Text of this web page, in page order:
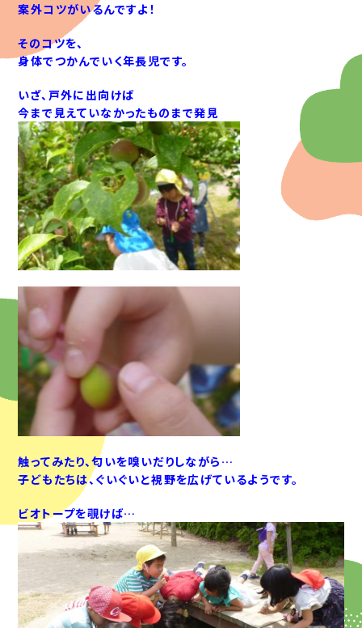
案外コツがいるんですよ！
そのコツを、
身体でつかんでいく年長児です。
いざ、戸外に出向けば
今まで見えていなかったものまで発見
触ってみたり、匂いを嗅いだりしながら…
子どもたちは、ぐいぐいと視野を広げているようです。
ビオトープを覗けば…